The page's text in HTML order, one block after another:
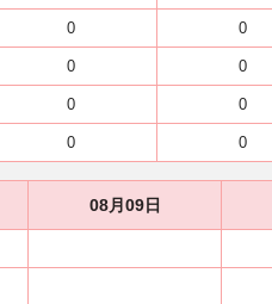
0 0
0 0
0 0
0 0
08月09日